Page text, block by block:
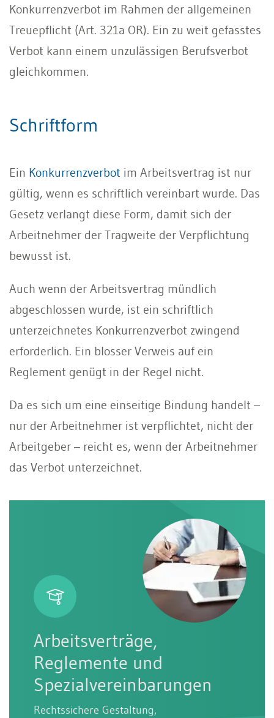
Konkurrenzverbot im Rahmen der allgemeinen
Treuepflicht (Art. 321a OR). Ein zu weit gefasstes
Verbot kann einem unzulässigen Berufsverbot
gleichkommen.
Schriftform
Ein Konkurrenzverbot im Arbeitsvertrag ist nur
gültig, wenn es schriftlich vereinbart wurde. Das
Gesetz verlangt diese Form, damit sich der
Arbeitnehmer der Tragweite der Verpflichtung
bewusst ist.
Auch wenn der Arbeitsvertrag mündlich
abgeschlossen wurde, ist ein schriftlich
unterzeichnetes Konkurrenzverbot zwingend
erforderlich. Ein blosser Verweis auf ein
Reglement genügt in der Regel nicht.
Da es sich um eine einseitige Bindung handelt –
nur der Arbeitnehmer ist verpflichtet, nicht der
Arbeitgeber – reicht es, wenn der Arbeitnehmer
das Verbot unterzeichnet.
Arbeitsverträge,
Reglemente und
Spezialvereinbarungen
Rechtssichere Gestaltung,